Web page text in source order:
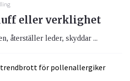
eller verklighet
återställer leder, skyddar ...